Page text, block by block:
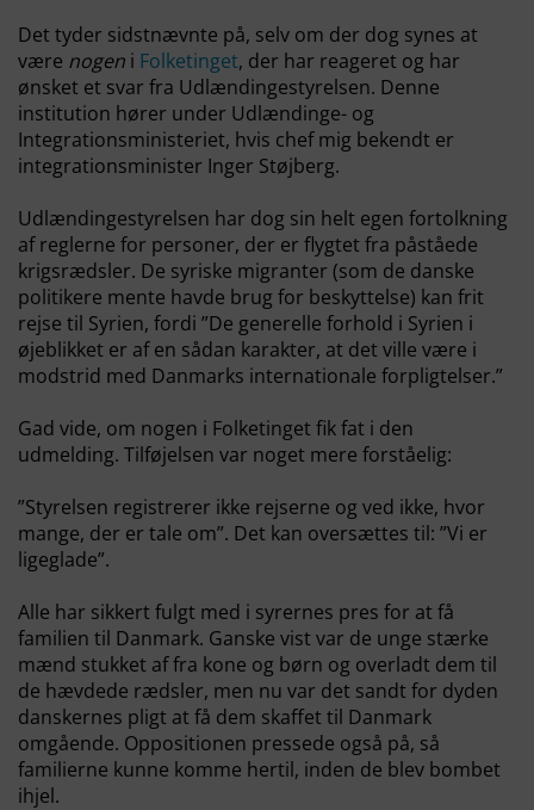
Det tyder sidstnævnte på, selv om der dog synes at
være nogen i Folketinget, der har reageret og har
ønsket et svar fra Udlændingestyrelsen. Denne
institution hører under Udlændinge- og
Integrationsministeriet, hvis chef mig bekendt er
integrationsminister Inger Støjberg.
Udlændingestyrelsen har dog sin helt egen fortolkning
af reglerne for personer, der er flygtet fra påståede
krigsrædsler. De syriske migranter (som de danske
politikere mente havde brug for beskyttelse) kan frit
rejse til Syrien, fordi ”De generelle forhold i Syrien i
øjeblikket er af en sådan karakter, at det ville være i
modstrid med Danmarks internationale forpligtelser.”
Gad vide, om nogen i Folketinget fik fat i den
udmelding. Tilføjelsen var noget mere forståelig:
”Styrelsen registrerer ikke rejserne og ved ikke, hvor
mange, der er tale om”. Det kan oversættes til: ”Vi er
ligeglade”.
Alle har sikkert fulgt med i syrernes pres for at få
familien til Danmark. Ganske vist var de unge stærke
mænd stukket af fra kone og børn og overladt dem til
de hævdede rædsler, men nu var det sandt for dyden
danskernes pligt at få dem skaffet til Danmark
omgående. Oppositionen pressede også på, så
familierne kunne komme hertil, inden de blev bombet
ihjel.